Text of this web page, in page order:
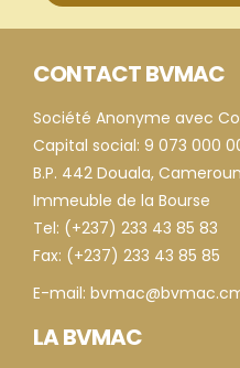
CONTACT BVMAC
Société Anonyme avec
Capital social: 9 073 000
B.P. 442 Douala, Cameroun
Immeuble de la Bourse
Tel: (+237) 233 43 85 83
Fax: (+237) 233 43 85 85
E-mail:
LA BVMAC